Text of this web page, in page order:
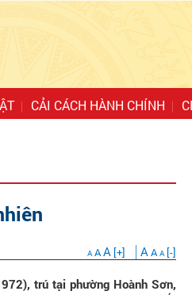
CẢI CÁCH HÀNH CHÍNH
A AA[+] AA A[-]
trú tại phường Hoành Sơn,